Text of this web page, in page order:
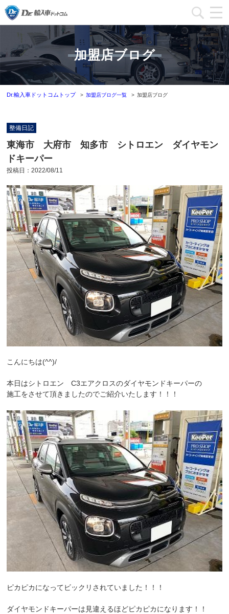
加盟店一覧
加盟店ブログ一覧
インフォメーション
加盟店募集
本部問い合わせ
加盟店ブログ
Dr.輸入車ドットコムトップ 加盟店ブログ一覧 加盟店ブログ
整備日記
東海市 大府市 知多市 シトロエン ダイヤモン
ドキーパー
投稿日：2022/08/11
こんにちは(^^)/
本日はシトロエン C3エアクロスのダイヤモンドキーパーの
施工をさせて頂きましたのでご紹介いたします！！！
ピカピカになってビックリされていました！！！
ダイヤモンドキーパーは見違えるほどピカピカになります！！